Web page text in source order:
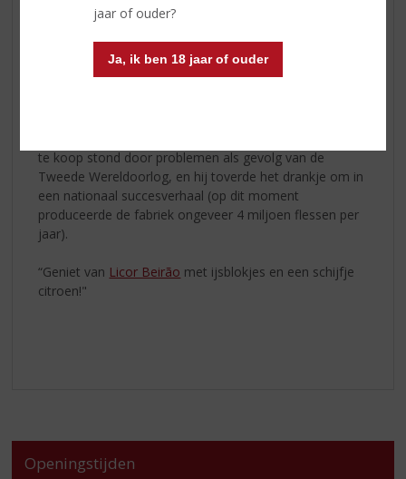
jaar of ouder?
Ja, ik ben 18 jaar of ouder
als geneesmiddel, bleef de drank in productie in een
kleine fabriek.
De amberkleurige drank deed in 1929 mee aan een
wedstrijd waar het een gouden medaille won. Hier
te koop stond door problemen als gevolg van de
Tweede Wereldoorlog, en hij toverde het drankje om in
een nationaal succesverhaal (op dit moment
produceerde de fabriek ongeveer 4 miljoen flessen per
jaar).
“Geniet van Licor Beirão met ijsblokjes en een schijfje
citroen!"
Openingstijden